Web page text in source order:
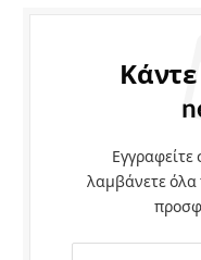
Εγγραφείτε
λαμβάνετε όλα